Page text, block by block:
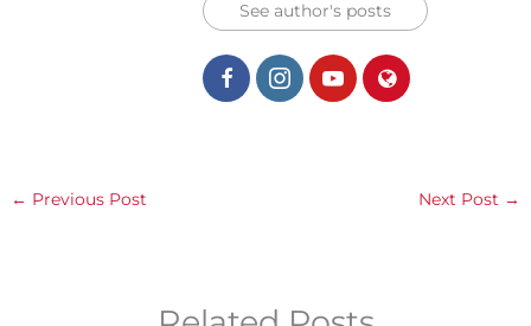
See author's posts
← Previous Post Next Post →